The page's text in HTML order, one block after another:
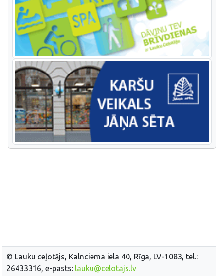
© Lauku ceļotājs, Kalnciema iela 40, Rīga, LV-1083, tel.:
26433316, e-pasts: lauku@celotajs.lv